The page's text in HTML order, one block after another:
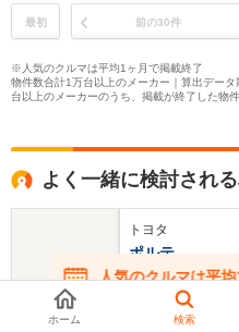
最初 前の30件
※人気のクルマは平均1ヶ月で掲載終了
物件数合計1万台以上のメーカー｜算出デー
台以上のメーカーのうち、掲載が終了した物
よく一緒に検討され
基本情報
トヨタ
ポルテ
人気のクルマは平
在庫が無くなる前にお
ホーム 検索